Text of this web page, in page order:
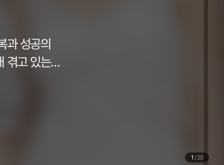
과 성공의
겪고 있는
1/20